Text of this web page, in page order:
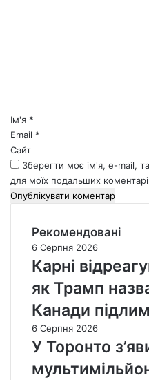
*Ім'я *
Email *
Сайт
Зберегти моє ім'я, e-mail,
для моїх подальших
Рекомендовані
6 Серпня 2026
Карні
як Трамп
Канади підлим
6 Серпня 2026
У Торонто